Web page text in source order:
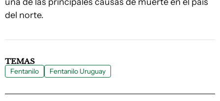
del norte.
TEMAS
Fentanilo Fentanilo Uruguay